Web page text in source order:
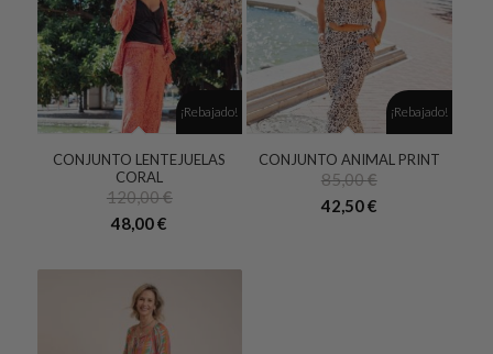
CONJUNTO LENTEJUELAS
CORAL
120,00€
original
48,00€
actual
¡Rebajado!
4.00
CONJUNTO ANIMAL PRINT
85,00€
42,50€
¡Rebajado!